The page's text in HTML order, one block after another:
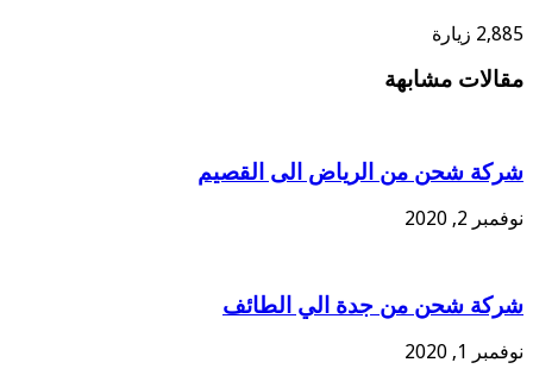
2,885 زيارة
مقالات مشابهة
شركة شحن من الرياض الى القصيم
نوفمبر 2, 2020
شركة شحن من جدة الي الطائف
نوفمبر 1, 2020